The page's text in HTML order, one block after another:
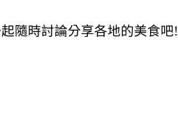
隨時討論分享各地的美食吧!